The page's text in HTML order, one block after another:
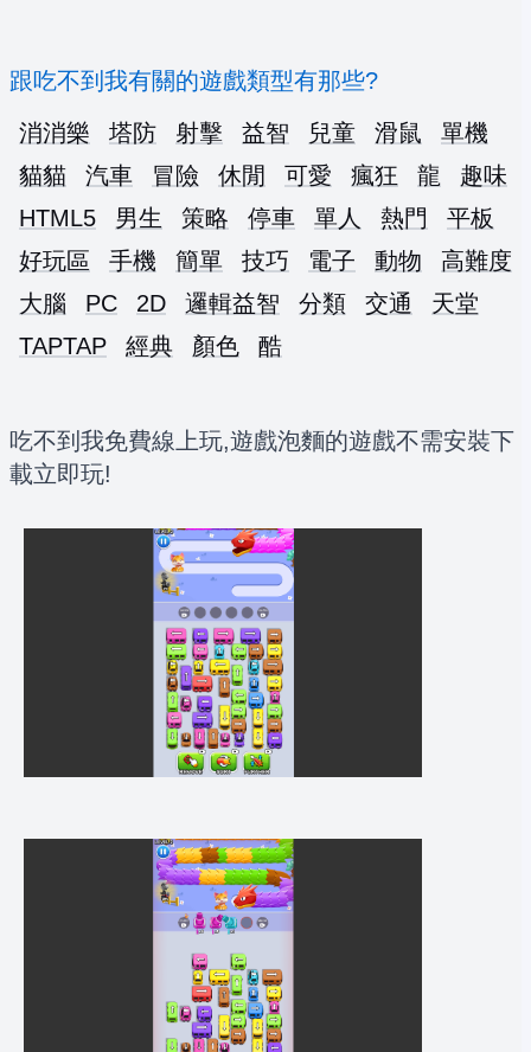
跟吃不到我有關的遊戲類型有那些?
消消樂
塔防 射擊 益智 兒童 滑鼠
單機
貓貓
汽車 冒險 休閒 可愛 瘋狂 龍
趣味
HTML5
男生 策略 停車 單人 熱門
平板
好玩區
手機 簡單 技巧 電子 動物
高難度
大腦
PC 2D 邏輯益智 分類 交通
天堂
TAPTAP
經典 顏色 酷
吃不到我免費線上玩,遊戲泡麵的遊戲不需安裝下
載立即玩!